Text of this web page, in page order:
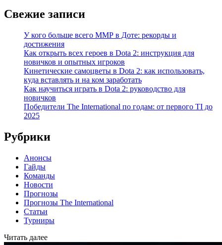
Свежие записи
У кого больше всего ММР в Доте: рекорды и
достижения
Как открыть всех героев в Dota 2: инструкция для
новичков и опытных игроков
Кинетические самоцветы в Dota 2: как использовать,
куда вставлять и на ком заработать
Как научиться играть в Dota 2: руководство для
новичков
Победители The International по годам: от первого TI до
2025
Рубрики
Анонсы
Гайды
Команды
Новости
Прогнозы
Прогнозы The International
Статьи
Турниры
Читать далее